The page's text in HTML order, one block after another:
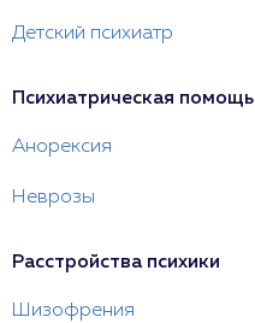
Детский психиатр
Психиатрическая помощь
Анорексия
Неврозы
Расстройства психики
Шизофрения